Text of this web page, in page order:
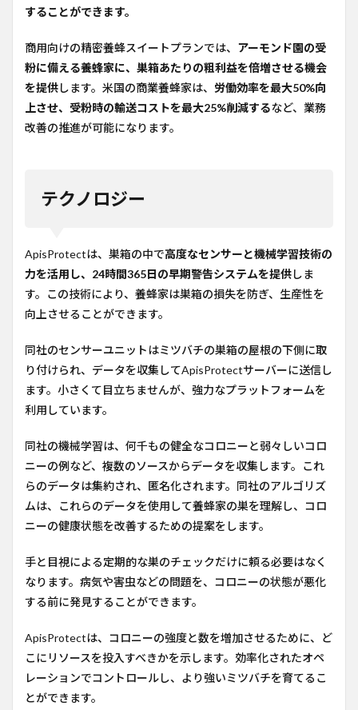
することができます。
商用向けの精密養蜂スイートプランでは、 アーモンド園の受
粉に備える養蜂家に、巣箱あたりの粗利益を倍増させる機会
を提供します。米国の商業養蜂家は、 労働効率を最大50%向
上させ、受粉時の輸送コストを最大25%削減するなど、業務
改善の推進が可能になります。
テクノロジー
ApisProtectは、巣箱の中で高度なセンサーと機械学習技術の
力を活用し、24時間365日の早期警告システムを提供しま
す。この技術により、養蜂家は巣箱の損失を防ぎ、生産性を
向上させることができます。
同社のセンサーユニットはミツバチの巣箱の屋根の下側に取
り付けられ、データを収集してApisProtectサーバーに送信し
ます。小さくて目立ちませんが、強力なプラットフォームを
利用しています。
同社の機械学習は、何千もの健全なコロニーと弱々しいコロ
ニーの例など、複数のソースからデータを収集します。これ
らのデータは集約され、匿名化されます。同社のアルゴリズ
ムは、これらのデータを使用して養蜂家の巣を理解し、コロ
ニーの健康状態を改善するための提案をします。
手と目視による定期的な巣のチェックだけに頼る必要はなく
なります。病気や害虫などの問題を、コロニーの状態が悪化
する前に発見することができます。
ApisProtectは、コロニーの強度と数を増加させるために、ど
こにリソースを投入すべきかを示します。効率化されたオペ
レーションでコントロールし、より強いミツバチを育てるこ
とができます。